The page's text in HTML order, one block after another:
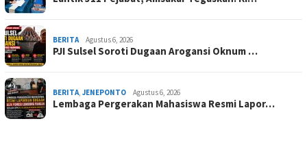
BERITA Agustus 6, 2026
PJI Sulsel Soroti Dugaan Arogansi Oknum …
BERITA JENEPONTO Agustus 6, 2026
Lembaga Pergerakan Mahasiswa Resmi Lapor…